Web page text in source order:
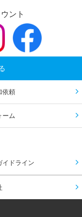
ント
依頼
ーム
イドライン